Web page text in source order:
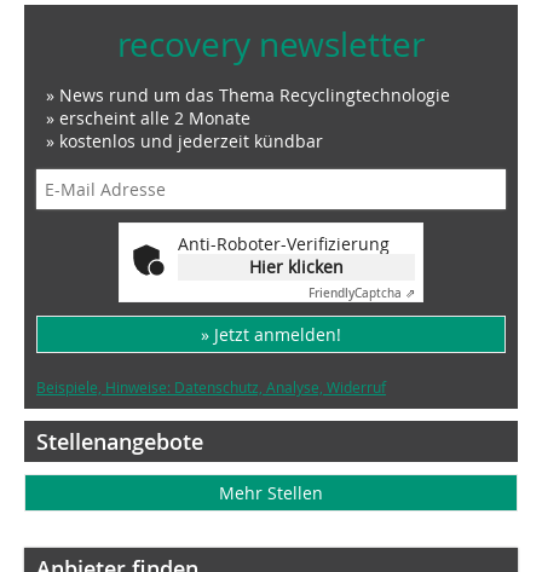
recovery newsletter
» News rund um das Thema Recyclingtechnologie
» erscheint alle 2 Monate
» kostenlos und jederzeit kündbar
Anti-Roboter-Verifizierung
Hier klicken
FriendlyCaptcha ⇗
» Jetzt anmelden!
Beispiele, Hinweise: Datenschutz, Analyse, Widerruf
Stellenangebote
Mehr Stellen